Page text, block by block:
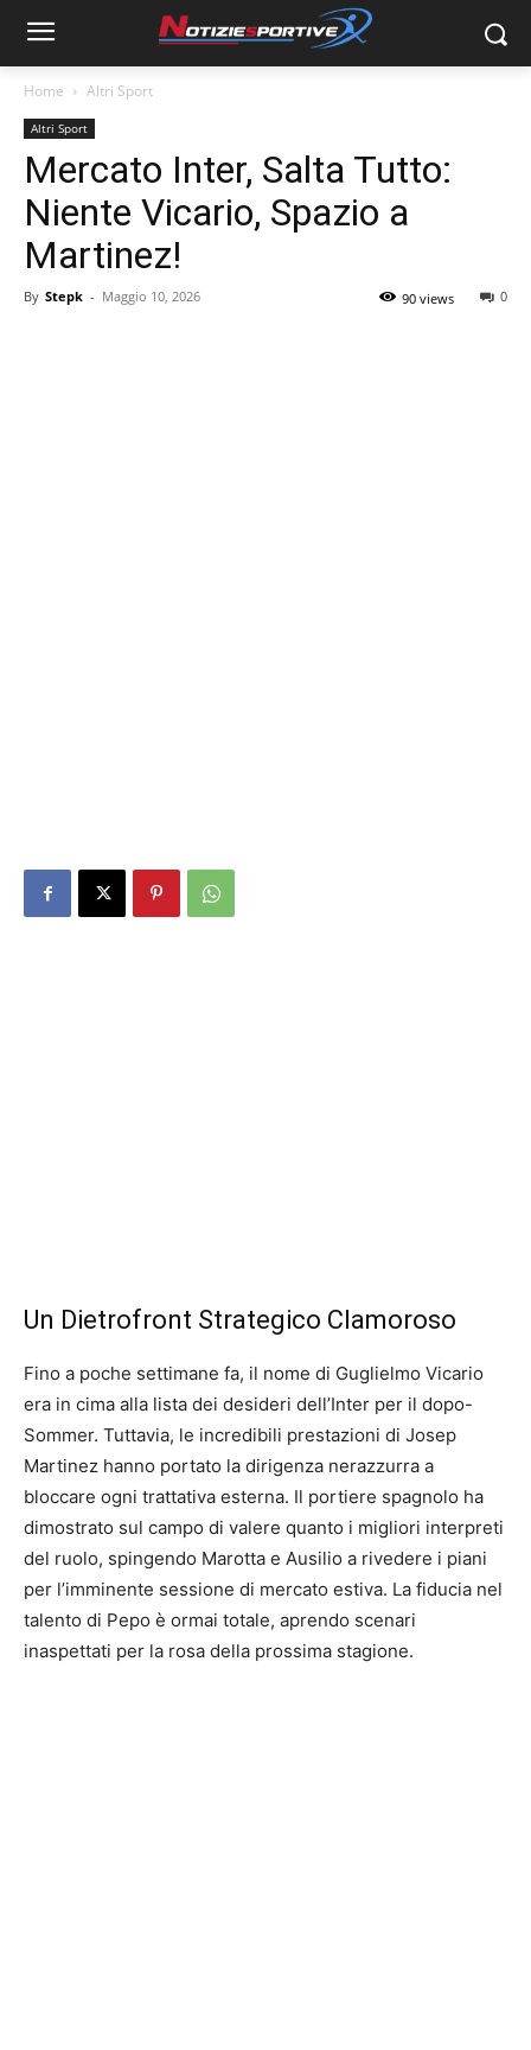
Home Altri Sport
Altri Sport
Mercato Inter, Salta Tutto:
Niente Vicario, Spazio a
Martinez!
By Stepk - Maggio 10, 2026 0
90 views
Un Dietrofront Strategico Clamoroso
Fino a poche settimane fa, il nome di Guglielmo Vicario
era in cima alla lista dei desideri dell’Inter per il dopo-
Sommer. Tuttavia, le incredibili prestazioni di Josep
Martinez hanno portato la dirigenza nerazzurra a
bloccare ogni trattativa esterna. Il portiere spagnolo ha
dimostrato sul campo di valere quanto i migliori interpreti
del ruolo, spingendo Marotta e Ausilio a rivedere i piani
per l’imminente sessione di mercato estiva. La fiducia nel
talento di Pepo è ormai totale, aprendo scenari
inaspettati per la rosa della prossima stagione.